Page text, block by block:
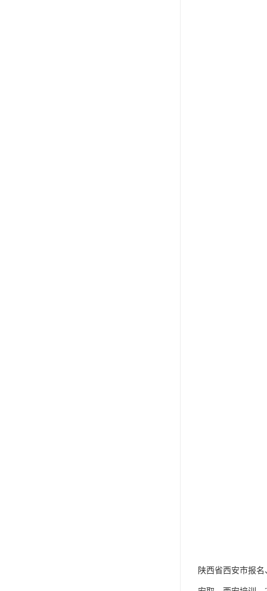
陕西省西安市报